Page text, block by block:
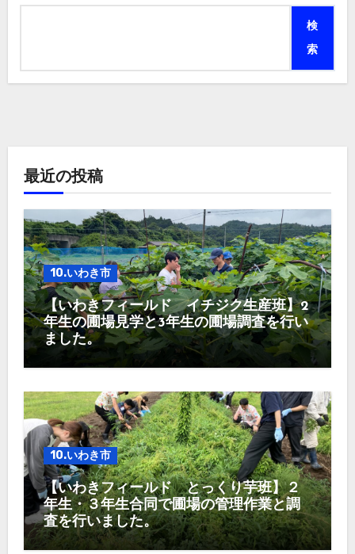
検
索
最近の投稿
10.いわき市
【いわきフィールド イチジク生産班】2
年生の圃場見学と3年生の圃場調査を行い
ました。
10.いわき市
【いわきフィールド とっくり芋班】２
年生・３年生合同で圃場の管理作業と調
査を行いました。